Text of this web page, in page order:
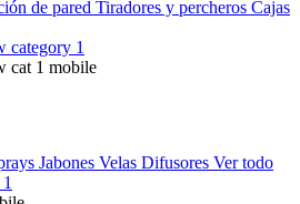
de pared Tiradores y percheros Cajas
Jabones Velas Difusores Ver todo